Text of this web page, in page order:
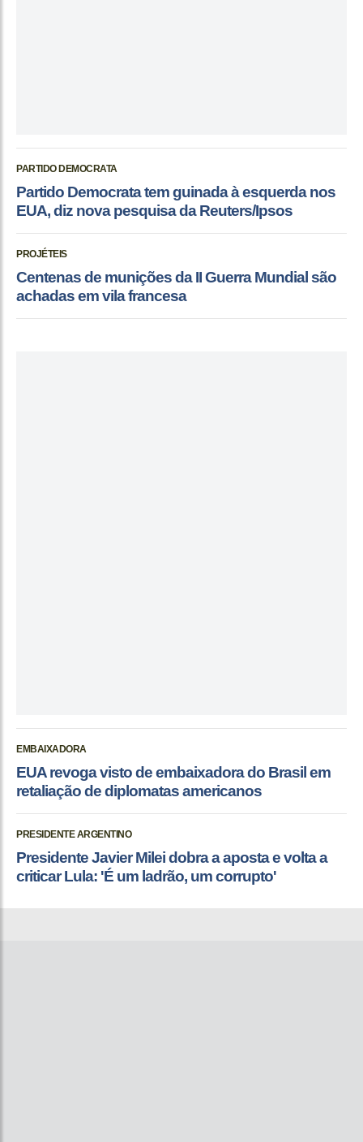
PARTIDO DEMOCRATA
Partido Democrata tem guinada à esquerda nos
EUA, diz nova pesquisa da Reuters/Ipsos
PROJÉTEIS
Centenas de munições da II Guerra Mundial são
achadas em vila francesa
EMBAIXADORA
EUA revoga visto de embaixadora do Brasil em
retaliação de diplomatas americanos
PRESIDENTE ARGENTINO
Presidente Javier Milei dobra a aposta e volta a
criticar Lula: 'É um ladrão, um corrupto'